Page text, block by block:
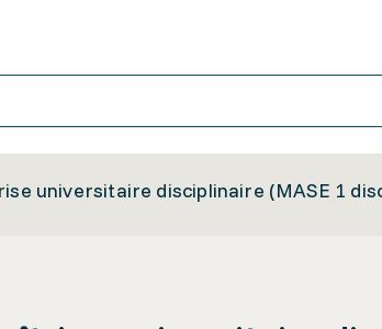
universitaire disciplinaire (MASE 1